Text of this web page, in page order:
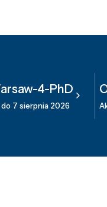
4-PhD
7 sierpnia 2026